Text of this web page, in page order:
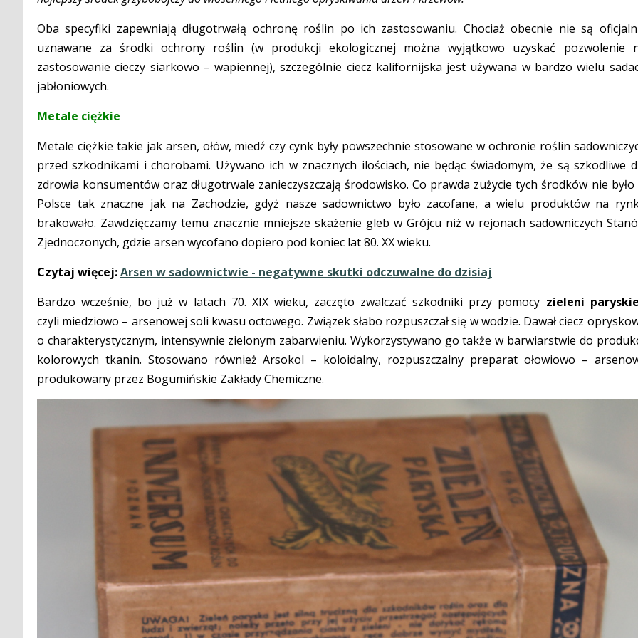
Oba specyfiki zapewniają długotrwałą ochronę roślin po ich zastosowaniu. Chociaż obecnie nie są
uznawane za środki ochrony roślin (w produkcji ekologicznej można wyjątkowo uzyskać pozwolenie
zastosowanie cieczy siarkowo – wapiennej), szczególnie ciecz kalifornijska jest używana w bardzo wielu
jabłoniowych.
Metale ciężkie
Metale ciężkie takie jak arsen, ołów, miedź czy cynk były powszechnie stosowane w ochronie roślin
przed szkodnikami i chorobami. Używano ich w znacznych ilościach, nie będąc świadomym, że są szkodliwe
zdrowia konsumentów oraz długotrwale zanieczyszczają środowisko. Co prawda zużycie tych środków nie było
Polsce tak znaczne jak na Zachodzie, gdyż nasze sadownictwo było zacofane, a wielu produktów na
brakowało. Zawdzięczamy temu znacznie mniejsze skażenie gleb w Grójcu niż w rejonach sadowniczych
Zjednoczonych, gdzie arsen wycofano dopiero pod koniec lat 80. XX wieku.
Czytaj więcej:Arsen w sadownictwie - negatywne skutki odczuwalne do dzisiaj
Bardzo wcześnie, bo już w latach 70. XIX wieku, zaczęto zwalczać szkodniki przy pomocy zieleni
czyli miedziowo – arsenowej soli kwasu octowego. Związek słabo rozpuszczał się w wodzie. Dawał ciecz
o charakterystycznym, intensywnie zielonym zabarwieniu. Wykorzystywano go także w barwiarstwie do
kolorowych tkanin. Stosowano również Arsokol – koloidalny, rozpuszczalny preparat ołowiowo –
produkowany przez Bogumińskie Zakłady Chemiczne.